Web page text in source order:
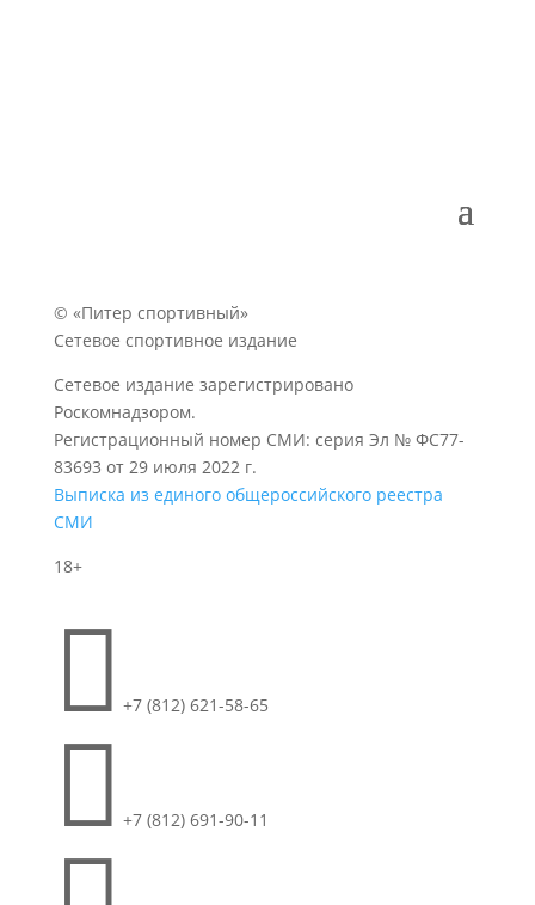
© «Питер спортивный»
Сетевое спортивное издание
Сетевое издание зарегистрировано
Роскомнадзором.
Регистрационный номер СМИ: серия Эл № ФС77-
83693 от 29 июля 2022 г.
Выписка из единого общероссийского реестра
СМИ
18+
 +7 (812) 621-58-65
 +7 (812) 691-90-11